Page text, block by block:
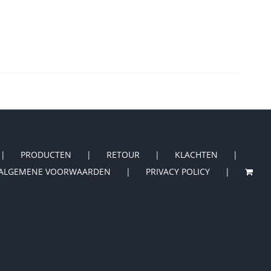
PRODUCTEN RETOUR
KLACHTEN
VOORWAARDEN
PRIVACY POLICY